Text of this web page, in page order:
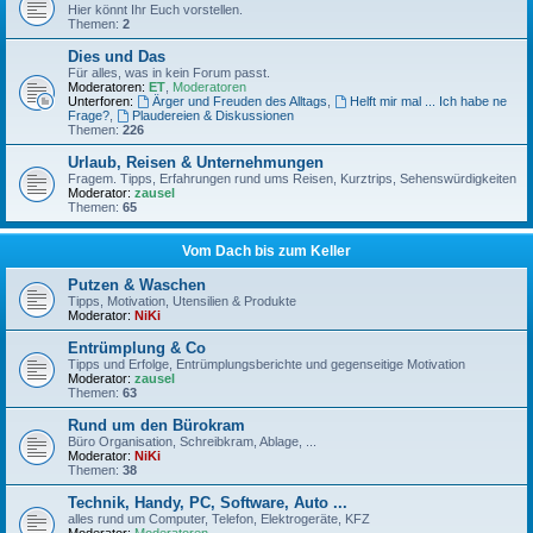
Hier könnt Ihr Euch vorstellen.
Themen: 2
Dies und Das
Für alles, was in kein Forum passt.
Moderatoren: ET Moderatoren
Unterforen:
Ärger und Freuden des Alltags
Helft mir mal ... Ich habe ne
Frage?
Plaudereien & Diskussionen
Themen: 226
Urlaub, Reisen & Unternehmungen
Fragem. Tipps, Erfahrungen rund ums Reisen, Kurztrips, Sehenswürdigkeiten
Moderator: zausel
Themen: 65
Vom Dach bis zum Keller
Putzen & Waschen
Tipps, Motivation, Utensilien & Produkte
Moderator: NiKi
Entrümplung & Co
Tipps und Erfolge, Entrümplungsberichte und gegenseitige Motivation
Moderator: zausel
Themen: 63
Rund um den Bürokram
Büro Organisation, Schreibkram, Ablage, ...
Moderator: NiKi
Themen: 38
Technik, Handy, PC, Software, Auto ...
alles rund um Computer, Telefon, Elektrogeräte, KFZ